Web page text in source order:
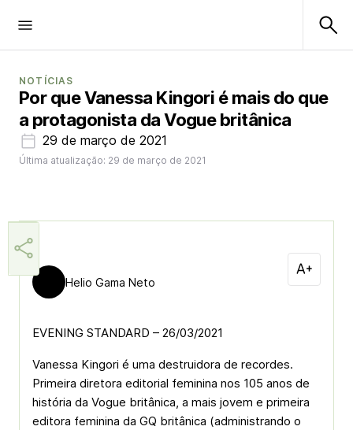
NOTÍCIAS
Por que Vanessa Kingori é mais do que
a protagonista da Vogue britânica
29 de março de 2021
Última atualização: 29 de março de 2021
Helio Gama Neto
EVENING STANDARD – 26/03/2021
Vanessa Kingori é uma destruidora de recordes.
Primeira diretora editorial feminina nos 105 anos de
história da Vogue britânica, a mais jovem e primeira
editora feminina da GQ britânica (administrando o